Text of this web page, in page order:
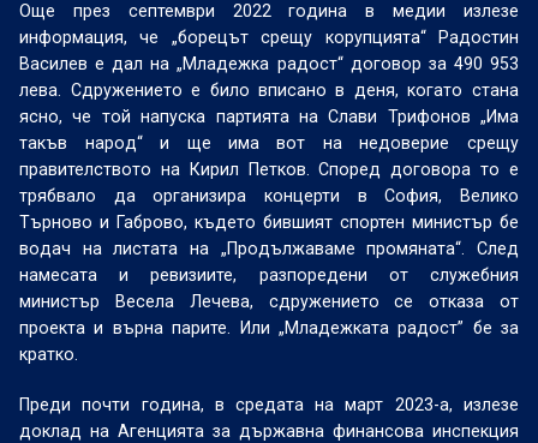
Още през септември 2022 година в медии излезе
информация, че „борецът срещу корупцията“ Радостин
Василев е дал на „Младежка радост“ договор за 490 953
лева. Сдружението е било вписано в деня, когато стана
ясно, че той напуска партията на Слави Трифонов „Има
такъв народ“ и ще има вот на недоверие срещу
правителството на Кирил Петков. Според договора то е
трябвало да организира концерти в София, Велико
Търново и Габрово, където бившият спортен министър бе
водач на листата на „Продължаваме промяната“. След
намесата и ревизиите, разпоредени от служебния
министър Весела Лечева, сдружението се отказа от
проекта и върна парите. Или „Младежката радост” бе за
кратко.
Преди почти година, в средата на март 2023-а, излезе
доклад на Агенцията за държавна финансова инспекция